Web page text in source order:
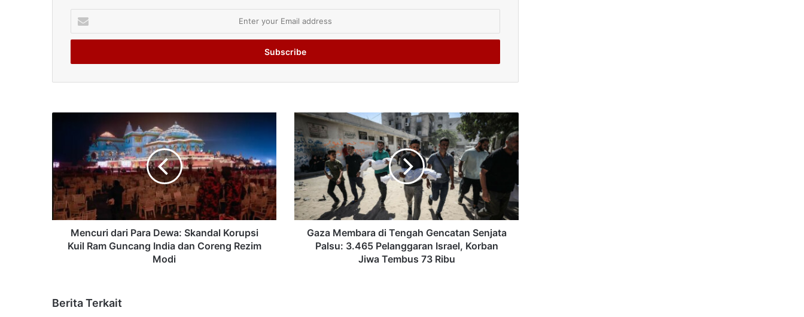
your
Email
Mencuri dari Para Dewa: Skandal Korupsi
Kuil Ram Guncang India dan Coreng Rezim
Modi
Gaza Membara di Tengah Gencatan Senjata
Palsu: 3.465 Pelanggaran Israel, Korban
Jiwa Tembus 73 Ribu
Berita Terkait